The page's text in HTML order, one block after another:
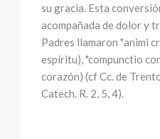
su gracia. Esta
acompañada de dolor y
Padres llamaron "animi
espíritu), "compunctio
corazón) (cf Cc. de
Catech. R. 2, 5, 4).